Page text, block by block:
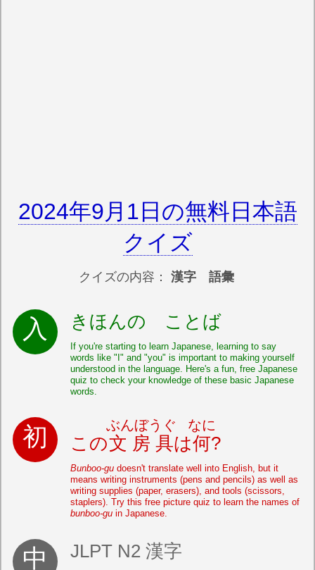
2024年9月1日の無料日本語
クイズ
クイズの内容： 漢字 語彙
きほんの ことば
If you're starting to learn Japanese, learning to say
words like "I" and "you" is important to making yourself
understood in the language. Here's a fun, free Japanese
quiz to check your knowledge of these basic Japanese
words.
この文房具
ぶんぼうぐ
は何
なに
?
Bunboo-gu doesn't translate well into English, but it
means writing instruments (pens and pencils) as well as
writing supplies (paper, erasers), and tools (scissors,
staplers). Try this free picture quiz to learn the names of
bunboo-gu in Japanese.
JLPT N2 漢字